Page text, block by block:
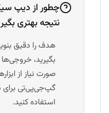
چطور از دیپ
نتیجه بهتری
هدف را دقیق
بگیرید،
صورت نیاز از
گپ‌جی‌پی‌تی برای
استفاده کنید.